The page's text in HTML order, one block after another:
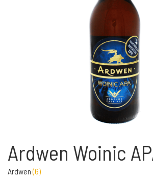
Ardwen Woinic
Ardwen(6)